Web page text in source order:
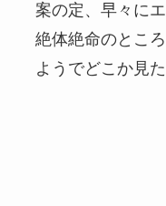
案の定、早々に
絶体絶命のとこ
ようでどこか見